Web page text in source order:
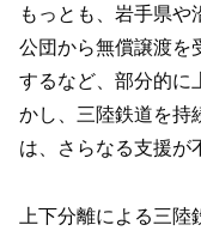
もっとも、岩手県や
公団から無償譲渡を
するなど、部分的に
かし、三陸鉄道を持
は、さらなる支援が
上下分離による三